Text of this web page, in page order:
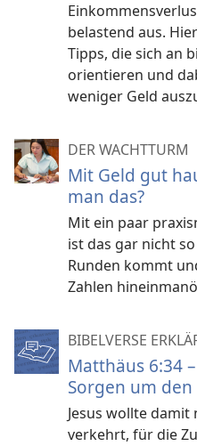
belastend aus.
Tipps, die sich an
orientieren und
weniger Geld
DER WACHTTURM
Mit Geld gut
man das?
Mit ein paar
ist das gar nicht
Runden kommt
Zahlen
BIBELVERSE
Matthäus 6:34
Sorgen um den
Jesus wollte damit
verkehrt, für die